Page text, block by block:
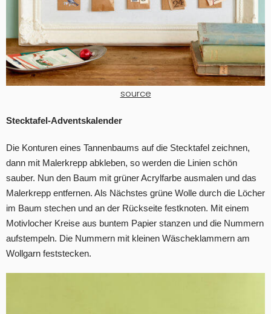
source
Stecktafel-Adventskalender
Die Konturen eines Tannenbaums auf die Stecktafel zeichnen,
dann mit Malerkrepp abkleben, so werden die Linien schön
sauber. Nun den Baum mit grüner Acrylfarbe ausmalen und das
Malerkrepp entfernen. Als Nächstes grüne Wolle durch die Löcher
im Baum stechen und an der Rückseite festknoten. Mit einem
Motivlocher Kreise aus buntem Papier stanzen und die Nummern
aufstempeln. Die Nummern mit kleinen Wäscheklammern am
Wollgarn feststecken.